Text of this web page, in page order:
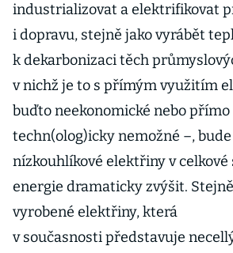
industrializovat a elektrifikovat
i dopravu, stejně jako vyrábět
k dekarbonizaci těch
v nichž je to s přímým využitím
buďto neekonomické nebo přímo
techn(olog)icky nemožné –,
nízkouhlíkové elektřiny v
energie dramaticky zvýšit.
vyrobené elektřiny, která
v současnosti představuje